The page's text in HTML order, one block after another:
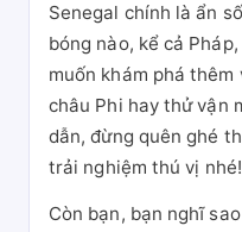
Senegal chính là ẩn
bóng nào, kể cả
muốn khám phá thêm
châu Phi hay thử vận
dẫn, đừng quên ghé
trải nghiệm thú vị nhé!
Còn bạn, bạn nghĩ